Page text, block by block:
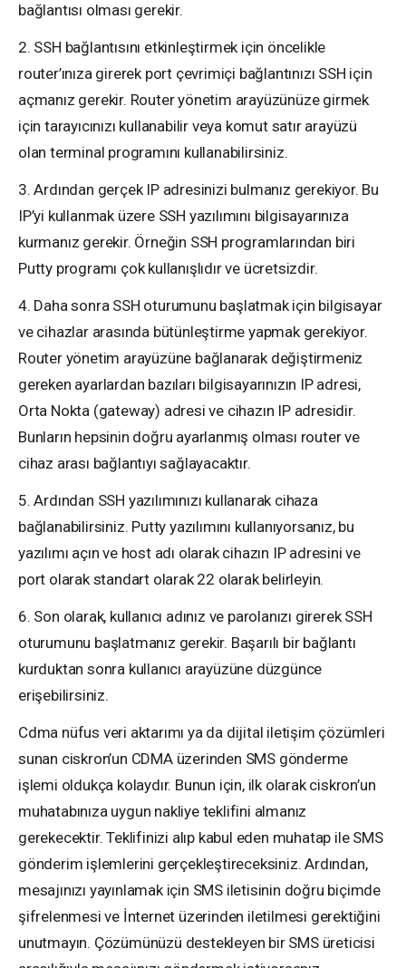
bağlantısı olması gerekir.
2. SSH bağlantısını etkinleştirmek için öncelikle
router’ınıza girerek port çevrimiçi bağlantınızı SSH için
açmanız gerekir. Router yönetim arayüzünüze girmek
için tarayıcınızı kullanabilir veya komut satır arayüzü
olan terminal programını kullanabilirsiniz.
3. Ardından gerçek IP adresinizi bulmanız gerekiyor. Bu
IP’yi kullanmak üzere SSH yazılımını bilgisayarınıza
kurmanız gerekir. Örneğin SSH programlarından biri
Putty programı çok kullanışlıdır ve ücretsizdir.
4. Daha sonra SSH oturumunu başlatmak için bilgisayar
ve cihazlar arasında bütünleştirme yapmak gerekiyor.
Router yönetim arayüzüne bağlanarak değiştirmeniz
gereken ayarlardan bazıları bilgisayarınızın IP adresi,
Orta Nokta (gateway) adresi ve cihazın IP adresidir.
Bunların hepsinin doğru ayarlanmış olması router ve
cihaz arası bağlantıyı sağlayacaktır.
5. Ardından SSH yazılımınızı kullanarak cihaza
bağlanabilirsiniz. Putty yazılımını kullanıyorsanız, bu
yazılımı açın ve host adı olarak cihazın IP adresini ve
port olarak standart olarak 22 olarak belirleyin.
6. Son olarak, kullanıcı adınız ve parolanızı girerek SSH
oturumunu başlatmanız gerekir. Başarılı bir bağlantı
kurduktan sonra kullanıcı arayüzüne düzgünce
erişebilirsiniz.
Cdma nüfus veri aktarımı ya da dijital iletişim çözümleri
sunan ciskron’un CDMA üzerinden SMS gönderme
işlemi oldukça kolaydır. Bunun için, ilk olarak ciskron’un
muhatabınıza uygun nakliye teklifini almanız
gerekecektir. Teklifinizi alıp kabul eden muhatap ile SMS
gönderim işlemlerini gerçekleştireceksiniz. Ardından,
mesajınızı yayınlamak için SMS iletisinin doğru biçimde
şifrelenmesi ve İnternet üzerinden iletilmesi gerektiğini
unutmayın. Çözümünüzü destekleyen bir SMS üreticisi